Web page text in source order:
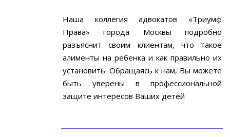
Наша коллегия адвокатов «Триумф
Права» города Москвы подробно
разъяснит своим клиентам, что такое
алименты на ребенка и как правильно их
установить. Обращаясь к нам, Вы можете
быть уверены в профессиональной
защите интересов Ваших детей